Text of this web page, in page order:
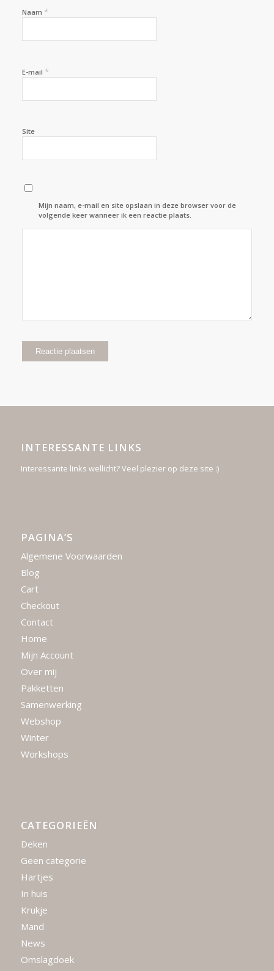
Naam *
E-mail *
Site
Mijn naam, e-mail en site opslaan in deze browser voor de
volgende keer wanneer ik een reactie plaats.
INTERESSANTE LINKS
Interessante links wellicht? Veel plezier op deze site :)
PAGINA’S
Algemene Voorwaarden
Blog
Cart
Checkout
Contact
Home
Mijn Account
Over mij
Pakketten
Samenwerking
Webshop
Winter
Workshops
CATEGORIEËN
Deken
Geen categorie
Hartjes
In huis
Krukje
Mand
News
Omslagdoek